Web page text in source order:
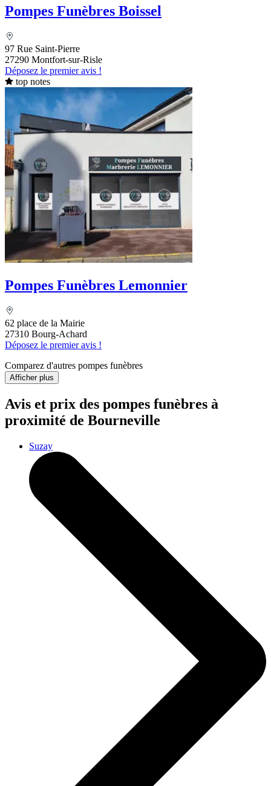
Pompes Funèbres Boissel
97 Rue Saint-Pierre
27290 Montfort-sur-Risle
Déposez le premier avis !
top notes
Pompes Funèbres Lemonnier
62 place de la Mairie
27310 Bourg-Achard
Déposez le premier avis !
Comparez d'autres pompes funèbres
Afficher plus
Avis et prix des pompes funèbres à
proximité de Bourneville
Suzay